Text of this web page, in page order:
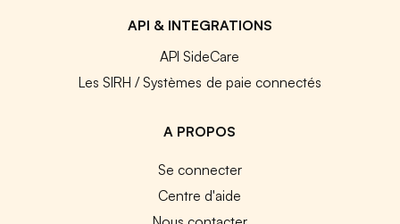
API & INTEGRATIONS
API SideCare
Les SIRH / Systèmes de paie connectés
A PROPOS
Se connecter
Centre d'aide